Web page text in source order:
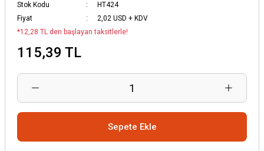
Stok Kodu
HT424
Fiyat
2,02 USD + KDV
*12,28 TL den başlayan taksitlerle!
115,39 TL
Sepete Ekle